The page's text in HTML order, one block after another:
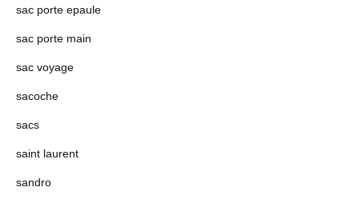
sac porte epaule
sac porte main
sac voyage
sacoche
sacs
saint laurent
sandro